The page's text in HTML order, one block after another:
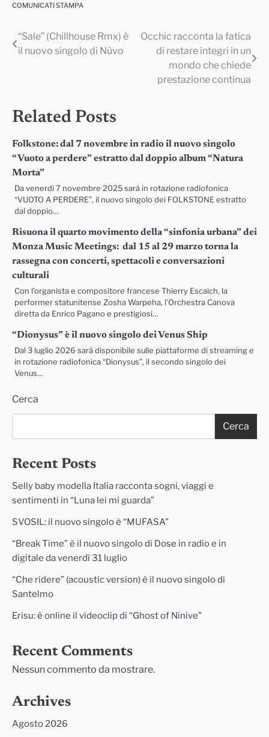
COMUNICATI STAMPA
Navigazione
“Sale” (Chillhouse Rmx) è
il nuovo singolo di Nùvo
Occhic racconta la fatica
di restare integri in un
mondo che chiede
prestazione continua
Related Posts
Folkstone: dal 7 novembre in radio il nuovo singolo
“Vuoto a perdere” estratto dal doppio album “Natura
Morta”
Da venerdì 7 novembre 2025 sarà in rotazione radiofonica
“VUOTO A PERDERE”, il nuovo singolo dei FOLKSTONE estratto
dal doppio…
Risuona il quarto movimento della “sinfonia urbana” dei
Monza Music Meetings: dal 15 al 29 marzo torna la
rassegna con concerti, spettacoli e conversazioni
culturali
Con l’organista e compositore francese Thierry Escaich, la
performer statunitense Zosha Warpeha, l’Orchestra Canova
diretta da Enrico Pagano e prestigiosi…
“Dionysus” è il nuovo singolo dei Venus Ship
Dal 3 luglio 2026 sarà disponibile sulle piattaforme di streaming e
in rotazione radiofonica “Dionysus”, il secondo singolo dei
Venus…
Cerca
Cerca
Recent Posts
Selly baby modella Italia racconta sogni, viaggi e
sentimenti in “Luna lei mi guarda”
SVOSIL: il nuovo singolo è “MUFASA”
“Break Time” è il nuovo singolo di Dose in radio e in
digitale da venerdì 31 luglio
“Che ridere” (acoustic version) è il nuovo singolo di
Santelmo
Erisu: è online il videoclip di “Ghost of Ninive”
Recent Comments
Nessun commento da mostrare.
Archives
Agosto 2026